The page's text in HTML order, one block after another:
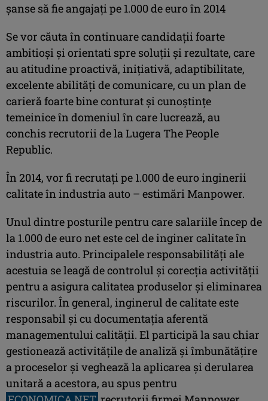
şanse să fie angajaţi pe 1.000 de euro în 2014
Se vor căuta în continuare candidaţii foarte
ambitioşi şi orientati spre soluţii şi rezultate, care
au atitudine proactivă, iniţiativă, adaptibilitate,
excelente abilităţi de comunicare, cu un plan de
carieră foarte bine conturat şi cunoştinţe
temeinice în domeniul în care lucrează, au
conchis recrutorii de la Lugera The People
Republic.
În 2014, vor fi recrutaţi pe 1.000 de euro inginerii
calitate în industria auto – estimări Manpower.
Unul dintre posturile pentru care salariile încep de
la 1.000 de euro net este cel de inginer calitate în
industria auto. Principalele responsabilități ale
acestuia se leagă de controlul și corecția activității
pentru a asigura calitatea produselor şi eliminarea
riscurilor. În general, inginerul de calitate este
responsabil și cu documentația aferentă
managementului calității. El participă la sau chiar
gestionează activitățile de analiză și îmbunătățire
a proceselor și veghează la aplicarea și derularea
unitară a acestora, au spus pentru